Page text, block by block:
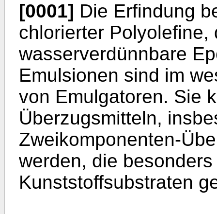
[0001] Die Erfindung
chlorierter Polyolefine,
wasserverdünnbare
Emulsionen sind im
von Emulgatoren. Sie
Überzugsmitteln,
Zweikomponenten-
werden, die
Kunststoffsubstraten